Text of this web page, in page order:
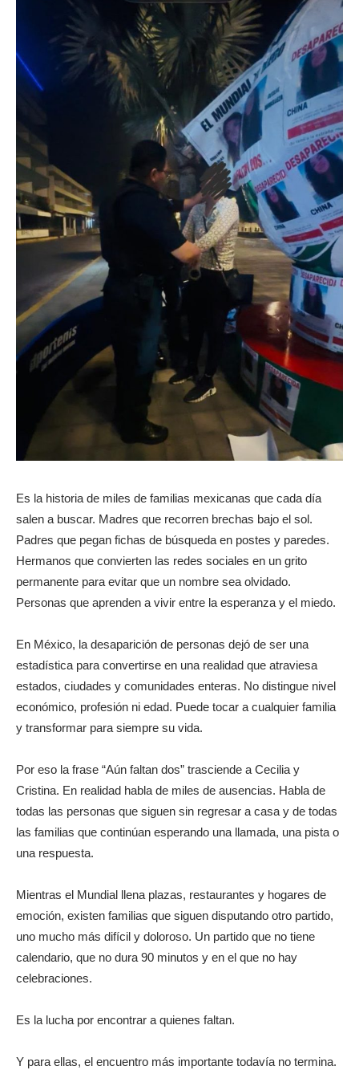
Es la historia de miles de familias mexicanas que cada día
salen a buscar. Madres que recorren brechas bajo el sol.
Padres que pegan fichas de búsqueda en postes y paredes.
Hermanos que convierten las redes sociales en un grito
permanente para evitar que un nombre sea olvidado.
Personas que aprenden a vivir entre la esperanza y el miedo.
En México, la desaparición de personas dejó de ser una
estadística para convertirse en una realidad que atraviesa
estados, ciudades y comunidades enteras. No distingue nivel
económico, profesión ni edad. Puede tocar a cualquier familia
y transformar para siempre su vida.
Por eso la frase “Aún faltan dos” trasciende a Cecilia y
Cristina. En realidad habla de miles de ausencias. Habla de
todas las personas que siguen sin regresar a casa y de todas
las familias que continúan esperando una llamada, una pista o
una respuesta.
Mientras el Mundial llena plazas, restaurantes y hogares de
emoción, existen familias que siguen disputando otro partido,
uno mucho más difícil y doloroso. Un partido que no tiene
calendario, que no dura 90 minutos y en el que no hay
celebraciones.
Es la lucha por encontrar a quienes faltan.
Y para ellas, el encuentro más importante todavía no termina.